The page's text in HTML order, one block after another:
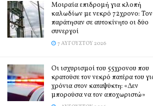
Μοιραία επιδρομή για κλοπή
καλωδίων με νεκρό 72χρονο: Τον
παράτησαν σε αυτοκίνητο οι δύο
συνεργοί
7 ΑΥΓΟΎΣΤΟΥ 2026
Οι ισχυρισμοί του 55χρονου που
κρατούσε τον νεκρό πατέρα του
χρόνια στον καταψύκτη: «Δεν
μπορούσα να τον αποχωριστώ»